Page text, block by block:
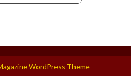
WordPress Theme